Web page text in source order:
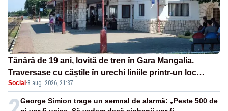
Tânără de 19 ani, lovită de tren în Gara Mangalia.
Traversase cu căștile în urechi liniile printr-un loc
nepermis
Social ·8 aug. 2026, 21:37
George Simion trage un semnal de alarmă: „Peste 500 de